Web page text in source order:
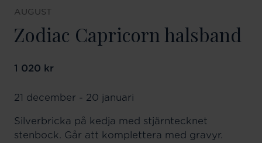
AUGUST
Zodiac Capricorn halsband
Pris:1 020 kr
1 020 kr
21 december - 20 januari
Silverbricka på kedja med stjärntecknet
stenbock. Går att komplettera med gravyr.